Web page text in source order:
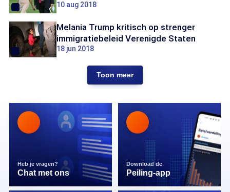
10 aug 2018
Melania Trump kritisch op strenger
immigratiebeleid Verenigde Staten
18 jun 2018
Toon meer
Heb je vragen?
Chat met ons
Download de
Peiling-app